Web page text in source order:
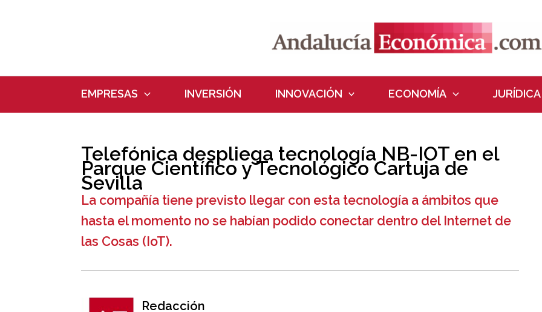
EMPRESAS INVERSIÓN INNOVACIÓN ECONOMÍA JURÍDICA
Telefónica despliega tecnología NB-IOT en el
Parque Científico y Tecnológico Cartuja de
Sevilla
La compañía tiene previsto llegar con esta tecnología a ámbitos que
hasta el momento no se habían podido conectar dentro del Internet de
las Cosas (IoT).
Redacción